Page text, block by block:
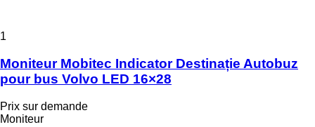
1
Moniteur Mobitec Indicator Destinație Autobuz
pour bus Volvo LED 16×28
Prix sur demande
Moniteur